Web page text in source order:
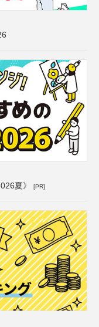
夏》 [PR]